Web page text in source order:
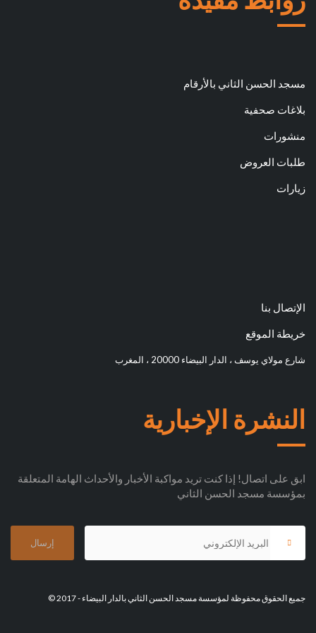
مسجد الحسن الثاني بالأرقام
بلاغات صحفية
منشورات
طلبات العروض
زيارات
الإتصال بنا
خريطة الموقع
شارع مولاي يوسف ، الدار البيضاء 20000 ، المغرب
النشرة الإخبارية
ابق على اتصال! إذا كنت تريد مواكبة الأخبار والأحداث الهامة المتعلقة
بمؤسسة مسجد الحسن الثاني
جميع الحقوق محفوظة لمؤسسة مسجد الحسن الثاني بالدار البيضاء - 2017 ©